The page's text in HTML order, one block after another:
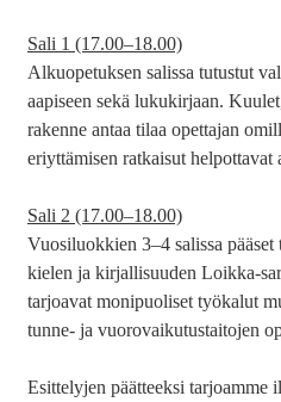
Sali 1 (17.00–18.00)
Alkuopetuksen salissa tutustut
aapiseen sekä lukukirjaan.
rakenne antaa tilaa opettajan
eriyttämisen ratkaisut helpottavat
Sali 2 (17.00–18.00)
Vuosiluokkien 3–4 salissa pääset
kielen ja kirjallisuuden Loikka-
tarjoavat monipuoliset työkalut
tunne- ja vuorovaikutustaitojen
Esittelyjen päätteeksi tarjoamme